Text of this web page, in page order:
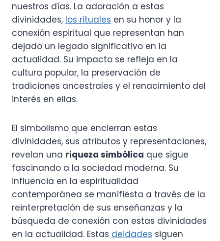
nuestros días. La adoración a estas
divinidades, los rituales en su honor y la
conexión espiritual que representan han
dejado un legado significativo en la
actualidad. Su impacto se refleja en la
cultura popular, la preservación de
tradiciones ancestrales y el renacimiento del
interés en ellas.
El simbolismo que encierran estas
divinidades, sus atributos y representaciones,
revelan una riqueza simbólica que sigue
fascinando a la sociedad moderna. Su
influencia en la espiritualidad
contemporánea se manifiesta a través de la
reinterpretación de sus enseñanzas y la
búsqueda de conexión con estas divinidades
en la actualidad. Estas deidades siguen